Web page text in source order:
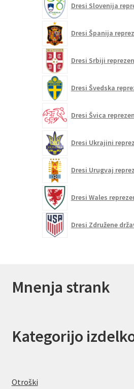
Dresi Slovenija
Dresi Španija
Dresi Srbiji
Dresi Švedska
Dresi Švica
Dresi Ukrajini
Dresi Urugvaj
Dresi Wales
Dresi Združene
Mnenja strank
Kategorijo
Otroški